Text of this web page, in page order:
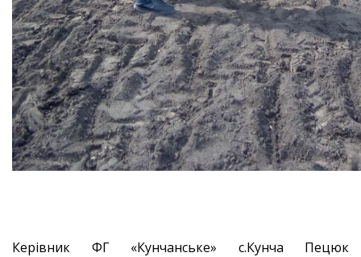
Керівник ФГ «Кунчанське» с.Кунча Пецюк